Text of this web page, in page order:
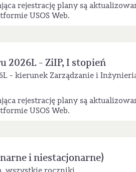
rejestrację plany są
USOS Web.
2026L - ZiIP, I stopień
- kierunek Zarządzanie i
rejestrację plany są
USOS Web.
i niestacjonarne)